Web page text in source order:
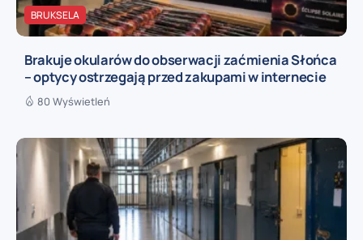
BRUKSELA
Brakuje okularów do obserwacji zaćmienia Słońca
– optycy ostrzegają przed zakupami w internecie
80 Wyświetleń